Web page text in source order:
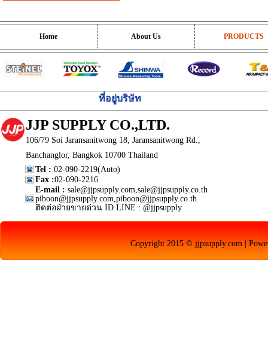
Home About Us PRODUCTS
ที่อยู่บริษัท
JJP SUPPLY CO.,LTD.
106/79 Soi Jaransanitwong 18, Jaransanitwong Rd.,
Banchanglor, Bangkok 10700 Thailand
Tel : 02-090-2219(Auto)
Fax :02-090-2216
E-mail : sale@jjpsupply.com,sale@jjpsupply.co.th
piboon@jjpsupply.com,piboon@jjpsupply.co.th
ติดต่อฝ่ายขายด่วน ID LINE : @jjpsupply
Copyright 2015 © jjpsupply.com |